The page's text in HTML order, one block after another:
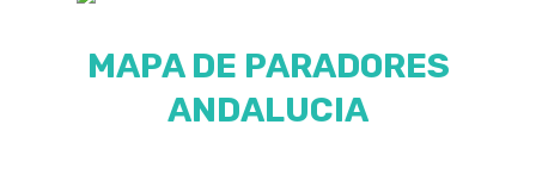
MAPA DE PARADORES
ANDALUCIA